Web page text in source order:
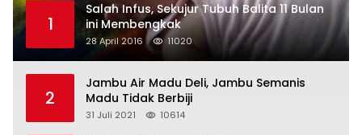
1
Salah Infus, Sekujur Tubuh Balita 11 Bulan
ini Membengkak
28 April 2016 11020
2
Jambu Air Madu Deli, Jambu Semanis
Madu Tidak Berbiji
31 Juli 2021 10614